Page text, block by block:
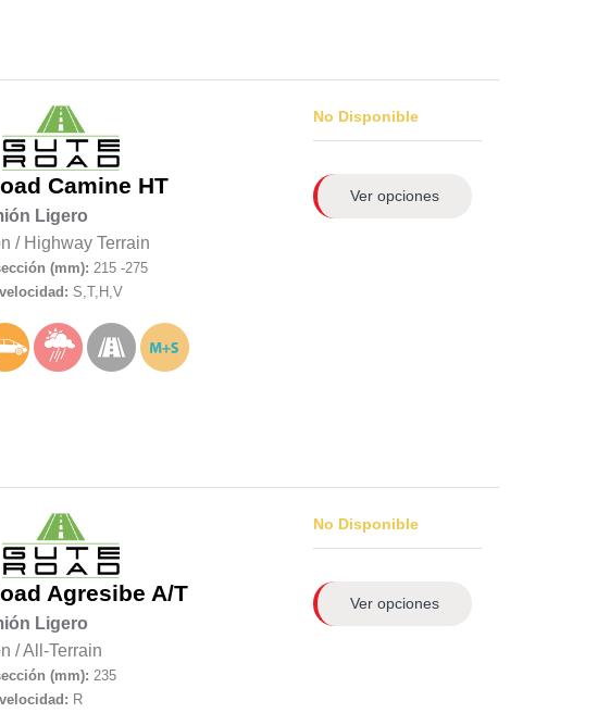
Camine HT
Ligero
/ Highway Terrain
(mm): 215 -275
S,T,H,V
No Disponible
Ver opciones
Agresibe A/T
Ligero
/All-Terrain
(mm): 235
R
No Disponible
Ver opciones